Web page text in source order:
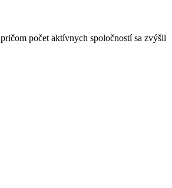
počet aktívnych spoločností sa zvýšil